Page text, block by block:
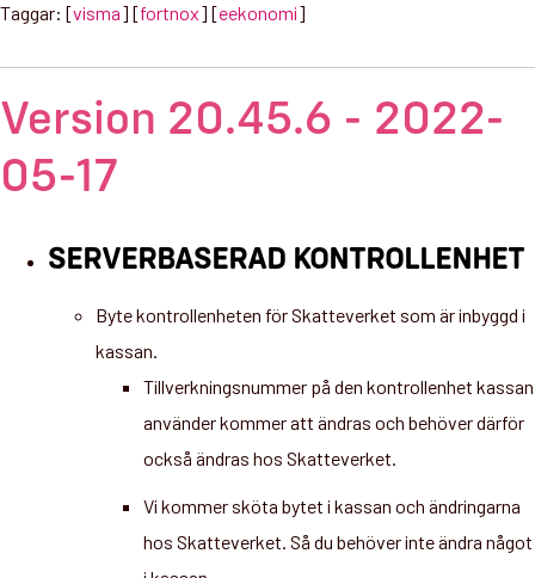
Taggar: [visma] [fortnox] [eekonomi]
Version 20.45.6 - 2022-
05-17
SERVERBASERAD KONTROLLENHET
Byte kontrollenheten för Skatteverket som är inbyggd i
kassan.
Tillverkningsnummer på den kontrollenhet kassan
använder kommer att ändras och behöver därför
också ändras hos Skatteverket.
Vi kommer sköta bytet i kassan och ändringarna
hos Skatteverket. Så du behöver inte ändra något